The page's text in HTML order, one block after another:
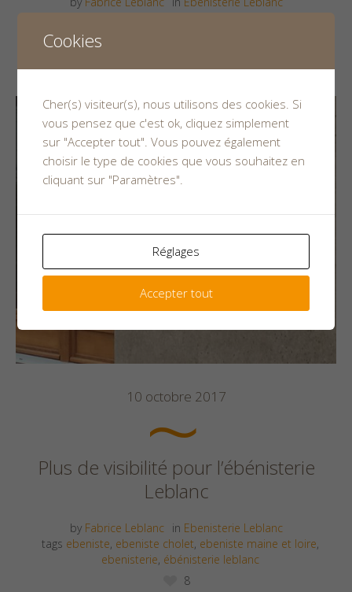
10 octobre 2017
Plus de visibilité pour l’ébénisterie
Leblanc
by Fabrice Leblanc in Ebenisterie Leblanc
tags ebeniste, ebeniste cholet, ebeniste maine et loire,
ebenisterie, ébénisterie leblanc
8
Cookies
Cher(s) visiteur(s), nous utilisons des cookies. Si
vous pensez que c'est ok, cliquez simplement
sur "Accepter tout". Vous pouvez également
choisir le type de cookies que vous souhaitez en
cliquant sur "Paramètres".
Réglages
Accepter tout